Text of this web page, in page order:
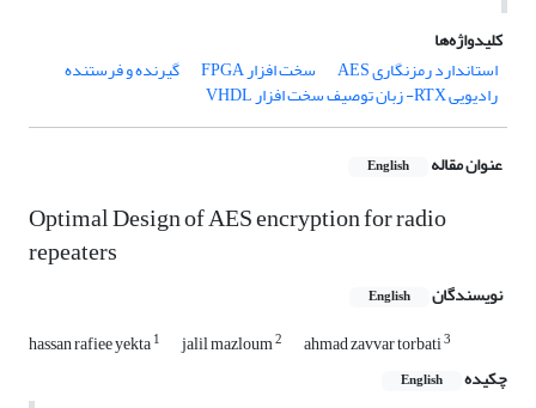
کلیدواژه‌ها
استاندارد رمزنگاری AES
سخت افزار FPGA گیرنده و فرستنده
رادیویی RTX- زبان توصیف سخت افزار VHDL
عنوان مقاله English
Optimal Design of AES encryption for radio
repeaters
نویسندگان English
hassan rafiee yekta1 jalil mazloum2 ahmad zavvar torbati3
چکیده English